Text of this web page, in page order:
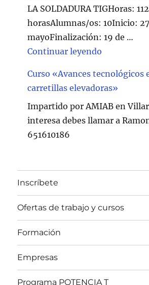
LA SOLDADURA TIGHoras: 112
horasAlumnas/os: 10Inicio:
mayoFinalización: 19 de …
Continuar leyendo
Curso «Avances tecnológicos
carretillas elevadoras»
Impartido por AMIAB en
interesa debes llamar a
651610186
Inscríbete
Ofertas de trabajo y cursos
Formación
Empresas
Programa POTENCIA T